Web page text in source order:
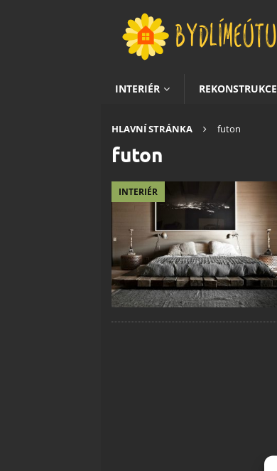
INTERIÉR REKONSTRUKCE
HLAVNÍ STRÁNKA futon
futon
INTERIÉR